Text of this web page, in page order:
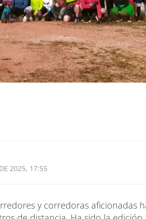
2025, 17:55
y corredoras aficionadas